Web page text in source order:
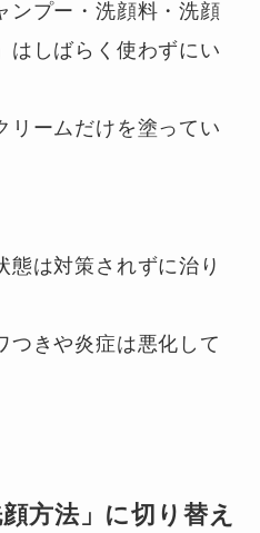
ンプー・洗顔料・洗顔
はしばらく使わずにい
リームだけを塗ってい
態は対策されずに治り
つきや炎症は悪化して
方法」に切り替え